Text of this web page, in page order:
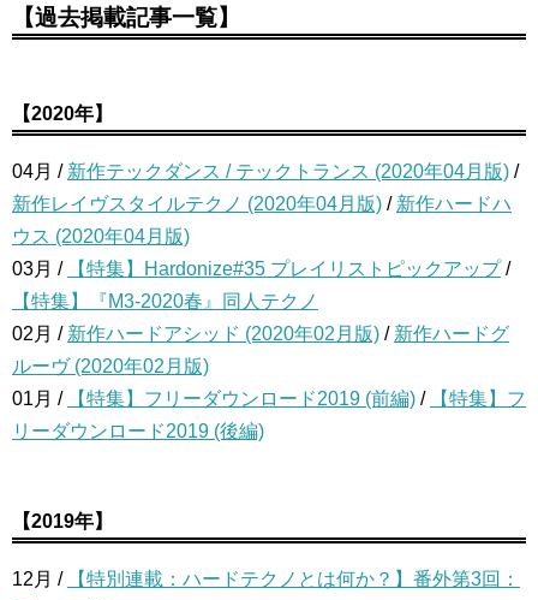
【過去掲載記事一覧】
【2020年】
04月 / 新作テックダンス / テックトランス (2020年04月版) /
新作レイヴスタイルテクノ (2020年04月版) / 新作ハードハ
ウス (2020年04月版)
03月 /
【特集】Hardonize#35 プレイリストピックアップ/
【特集】『M3-2020春』同人テクノ
02月 / 新作ハードアシッド (2020年02月版) / 新作ハードグ
ルーヴ (2020年02月版)
01月 /
【特集】フリーダウンロード2019 (前編) /
【特集】フ
リーダウンロード2019 (後編)
【2019年】
12月 /
【特別連載：ハードテクノとは何か？】番外第3回：